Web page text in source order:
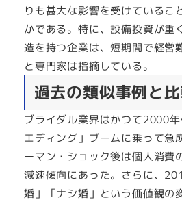
りも甚大な影響を受けているこ
かである。特に、設備投資が重
造を持つ企業は、短期間で経営
と専門家は指摘している。
過去の類似事例と
ブライダル業界はかつて2000
エディング」ブームに乗って急
ーマン・ショック後は個人消費
減速傾向にあった。さらに、
婚」「ナシ婚」という価値観の